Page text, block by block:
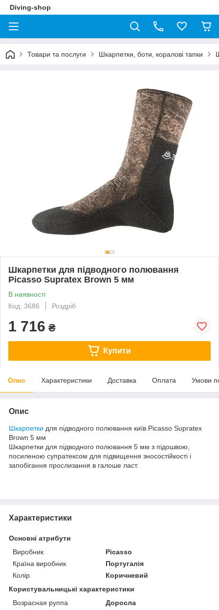
Diving-shop
Товари та послуги Шкарпетки, боти, коралові тапки
Шкарпетки для підводного полювання
Picasso Supratex Brown 5 мм
В наявності
Код: 3686
Роздріб
1 716 ₴
Купити
Опис Характеристики Доставка Оплата Умови
Опис
Шкарпетки для підводного полювання київ Picasso Supratex
Brown 5 мм
Шкарпетки для підводного полювання 5 мм з підошвою,
посиленою супратексом для підвищення зносостійкості і
запобігання прослизання в галоше ласт.
Характеристики
Основні атрибути
Виробник
Picasso
Країна виробник
Португалія
Колір
Коричневий
Користувальницькі характеристики
Возрасная руппа
Доросла